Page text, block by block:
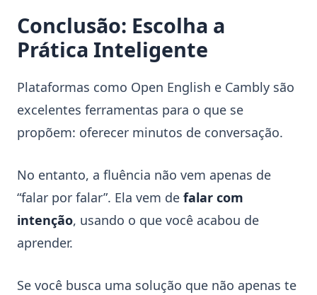
Conclusão: Escolha a
Prática Inteligente
Plataformas como Open English e Cambly são
excelentes ferramentas para o que se
propõem: oferecer minutos de conversação.
No entanto, a fluência não vem apenas de
“falar por falar”. Ela vem de falar com
intenção, usando o que você acabou de
aprender.
Se você busca uma solução que não apenas te